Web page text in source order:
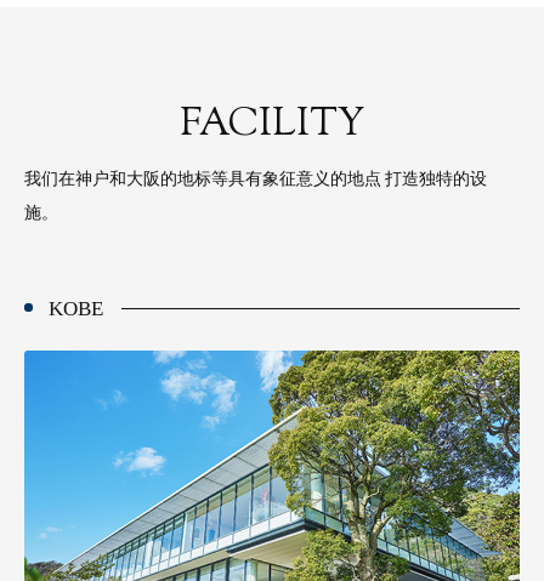
FACILITY
我们在神户和大阪的地标等具有象征意义的地点 打造独特的设
施。
KOBE